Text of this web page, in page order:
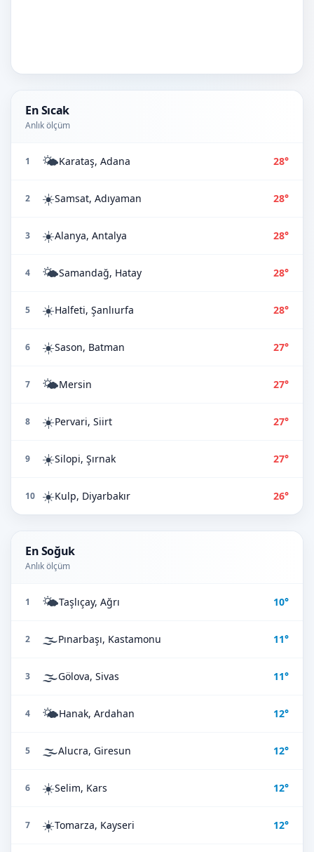
En Sıcak
Anlık ölçüm
1 🌤️Karataş, Adana 28°
2 ☀️Samsat, Adıyaman 28°
3 ☀️Alanya, Antalya 28°
4 🌤️Samandağ, Hatay 28°
5 ☀️Halfeti, Şanlıurfa 28°
6 ☀️Sason, Batman 27°
7 🌤️Mersin 27°
8 ☀️Pervari, Siirt 27°
9 ☀️Silopi, Şırnak 27°
10 ☀️Kulp, Diyarbakır 26°
En Soğuk
Anlık ölçüm
1 🌤️Taşlıçay, Ağrı 10°
2 🌫️Pınarbaşı, Kastamonu 11°
3 🌫️Gölova, Sivas 11°
4 🌤️Hanak, Ardahan 12°
5 🌫️Alucra, Giresun 12°
6 ☀️Selim, Kars 12°
7 ☀️Tomarza, Kayseri 12°